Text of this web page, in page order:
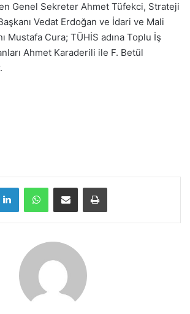
Genel Sekreter Ahmet Tüfekci, Strateji
Vedat Erdoğan ve İdari ve Mali
Mustafa Cura; TÜHİS adına Toplu İş
Ahmet Karaderili ile F. Betül